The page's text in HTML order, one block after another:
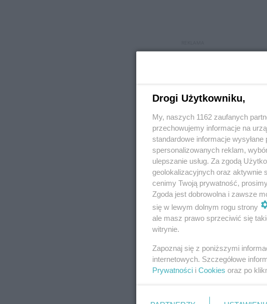
REKLAMA
Drogi Użytkowniku,
My, naszych 1162 zaufanych
przechowujemy informacje na
standardowe informacje
spersonalizowanych reklam,
ulepszanie usług. Za zgodą
geolokalizacyjnych oraz aktywnie
cenimy Twoją prywatność,
Zgoda jest dobrowolna i zawsze
się w lewym dolnym rogu strony
ale masz prawo sprzeciwić się
witrynie.
Zapoznaj się z poniższymi
internetowych. Szczegółowe
Prywatności i Cookies oraz po